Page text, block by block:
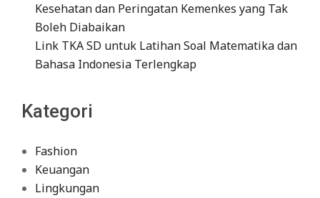
Kesehatan dan Peringatan Kemenkes yang Tak
Boleh Diabaikan
Link TKA SD untuk Latihan Soal Matematika dan
Bahasa Indonesia Terlengkap
Kategori
Fashion
Keuangan
Lingkungan